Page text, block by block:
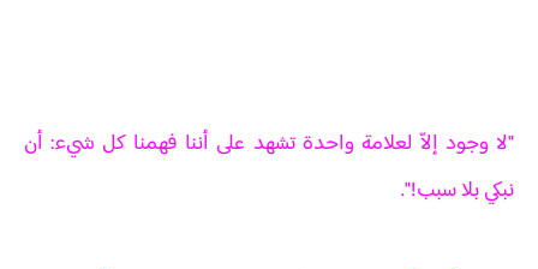
"لا وجود إلاّ لعلامة واحدة تشهد على أننا فهمنا كل شيء: أن
نبكي بلا سبب!".